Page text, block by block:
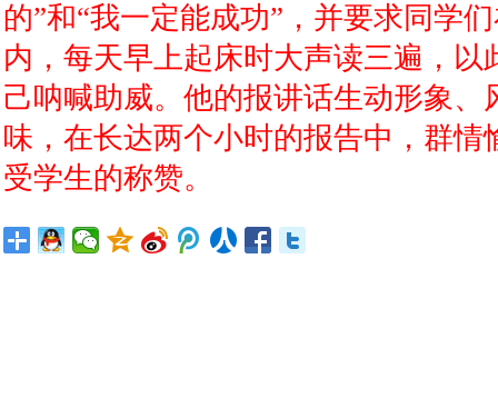
的”和“我一定能成功”，并要求同学
内，每天早上起床时大声读三遍，以
己呐喊助威。他的报讲话生动形象、
味，在长达两个小时的报告中，群情
受学生的称赞。